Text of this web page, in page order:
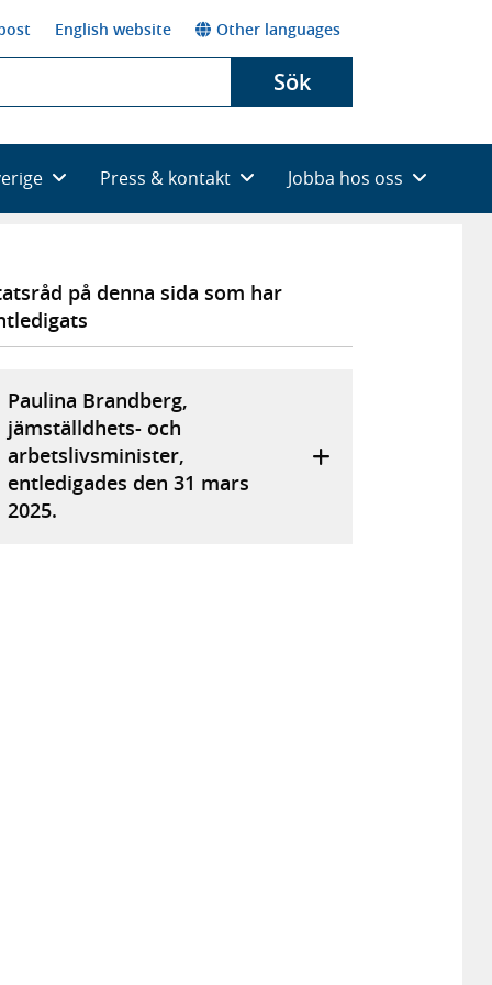
English website Other languages
Sök
Press & kontakt Jobba hos oss
på denna sida som har
Paulina Brandberg,
jämställdhets- och
arbetslivsminister,
entledigades den 31 mars
2025.